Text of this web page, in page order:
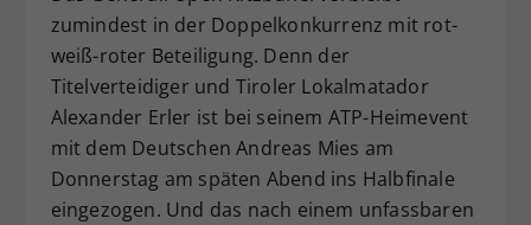
zumindest in der Doppelkonkurrenz mit rot-
weiß-roter Beteiligung. Denn der
Titelverteidiger und Tiroler Lokalmatador
Alexander Erler ist bei seinem ATP-Heimevent
mit dem Deutschen Andreas Mies am
Donnerstag am späten Abend ins Halbfinale
eingezogen. Und das nach einem unfassbaren
Zweck
Dieser Wert speichert Ihre Consent-
Einstellungen. Unter anderem eine
zufällig generierte ID, für die
historische Speicherung Ihrer
Webseiten-Betreiber dies eingestellt
hat.